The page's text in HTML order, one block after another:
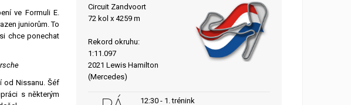
ve Formuli E.
juniorům. To
chce ponechat
od Nissanu. Šéf
s některým
Circuit Zandvoort
72 kol x 4259 m
Rekord okruhu:
1:11.097
2021 Lewis Hamilton
(Mercedes)
12:30 - 1. trénink